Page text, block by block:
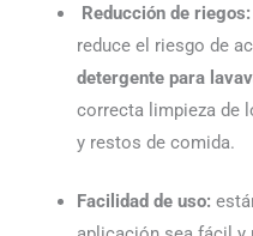
Reducción de riegos:
reduce el riesgo de
detergente para
correcta limpieza de
y restos de comida.
Facilidad de uso: